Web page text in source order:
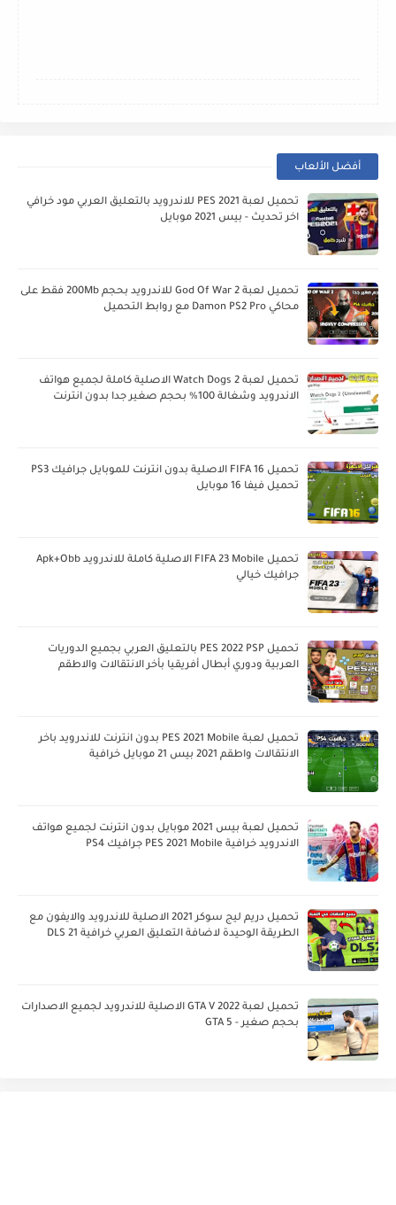
أفضل الألعاب
تحميل لعبة PES 2021 للاندرويد بالتعليق العربي مود خرافي
اخر تحديث - بيس 2021 موبايل
تحميل لعبة God Of War 2 للاندرويد بحجم 200Mb فقط على
محاكي Damon PS2 Pro مع روابط التحميل
تحميل لعبة Watch Dogs 2 الاصلية كاملة لجميع هواتف
الاندرويد وشغالة 100% بحجم صغير جدا بدون انترنت
تحميل FIFA 16 الاصلية بدون انترنت للموبايل جرافيك PS3
تحميل فيفا 16 موبايل
تحميل FIFA 23 Mobile الاصلية كاملة للاندرويد Apk+Obb
جرافيك خيالي
تحميل PES 2022 PSP بالتعليق العربي بجميع الدوريات
العربية ودوري أبطال أفريقيا بأخر الانتقالات والاطقم
تحميل لعبة PES 2021 Mobile بدون انترنت للاندرويد باخر
الانتقالات واطقم 2021 بيس 21 موبايل خرافية
تحميل لعبة بيس 2021 موبايل بدون انترنت لجميع هواتف
الاندرويد خرافية PES 2021 Mobile جرافيك PS4
تحميل دريم ليج سوكر 2021 الاصلية للاندرويد والايفون مع
الطريقة الوحيدة لاضافة التعليق العربي خرافية DLS 21
تحميل لعبة GTA V 2022 الاصلية للاندرويد لجميع الاصدارات
بحجم صغير - GTA 5